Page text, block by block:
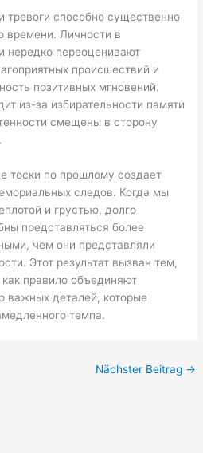
тревоги способно существенно
времени. Личности в
нередко переоценивают
происшествий и
позитивных мгновений.
из-за избирательности памяти
смещены в сторону
тоски по прошлому создает
следов. Когда мы
и грустью, долго
представляться более
чем они представляли
Этот результат вызван тем,
как правило объединяют
важных деталей, которые
темпа.
Nächster Beitrag →